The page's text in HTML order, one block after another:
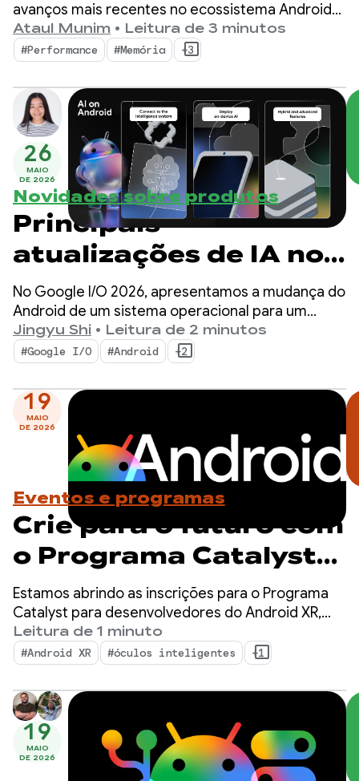
I/O ‘26
avanços mais recentes no ecossistema Android
podem ajudar você a aumentar a qualidade do
app e maximizar a eficiência do desenvolvimento.
Ataul Munim • Leitura de 3 minutos
#Performance #Memória +3
26
MAIO
DE 2026
Novidades sobre produtos
Principais
atualizações de IA no
Android para criar
experiências
inteligentes do Google
No Google I/O 2026, apresentamos a mudança do
Android de um sistema operacional para um
sistema de inteligência. Também mostramos
como criar experiências inteligentes de forma
nativa com o sistema e trazer o poder da IA do
Google para seus apps.
Jingyu Shi • Leitura de 2 minutos
#Google I/O #Android +2
19
MAIO
DE 2026
Eventos e programas
Crie para o futuro com
o Programa Catalyst
para desenvolvedores
do Android XR.
Inscreva-se agora!
Estamos abrindo as inscrições para o Programa
Catalyst para desenvolvedores do Android XR,
uma iniciativa dedicada a acelerar o
desenvolvimento de apps do Android XR prontos
para serem lançados no próximo ano.
Leitura de 1 minuto
#Android XR #óculos inteligentes +1
19
MAIO
DE 2026